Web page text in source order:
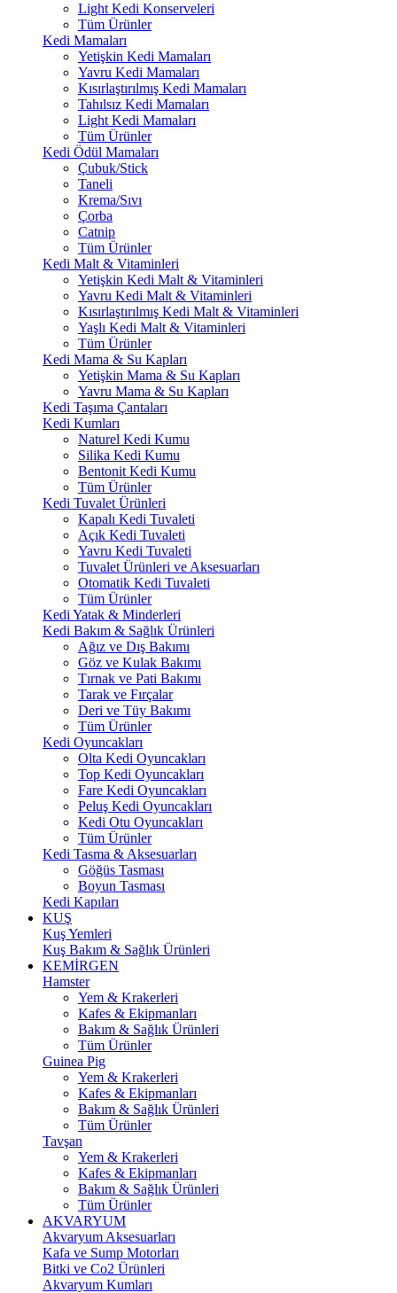
Light Kedi Konserveleri
Tüm Ürünler
Kedi Mamaları
Yetişkin Kedi Mamaları
Yavru Kedi Mamaları
Kısırlaştırılmış Kedi Mamaları
Tahılsız Kedi Mamaları
Light Kedi Mamaları
Tüm Ürünler
Kedi Ödül Mamaları
Çubuk/Stick
Taneli
Krema/Sıvı
Çorba
Catnip
Tüm Ürünler
Kedi Malt & Vitaminleri
Yetişkin Kedi Malt & Vitaminleri
Yavru Kedi Malt & Vitaminleri
Kısırlaştırılmış Kedi Malt & Vitaminleri
Yaşlı Kedi Malt & Vitaminleri
Tüm Ürünler
Kedi Mama & Su Kapları
Yetişkin Mama & Su Kapları
Yavru Mama & Su Kapları
Kedi Taşıma Çantaları
Kedi Kumları
Naturel Kedi Kumu
Silika Kedi Kumu
Bentonit Kedi Kumu
Tüm Ürünler
Kedi Tuvalet Ürünleri
Kapalı Kedi Tuvaleti
Açık Kedi Tuvaleti
Yavru Kedi Tuvaleti
Tuvalet Ürünleri ve Aksesuarları
Otomatik Kedi Tuvaleti
Tüm Ürünler
Kedi Yatak & Minderleri
Kedi Bakım & Sağlık Ürünleri
Ağız ve Dış Bakımı
Göz ve Kulak Bakımı
Tırnak ve Pati Bakımı
Tarak ve Fırçalar
Deri ve Tüy Bakımı
Tüm Ürünler
Kedi Oyuncakları
Olta Kedi Oyuncakları
Top Kedi Oyuncakları
Fare Kedi Oyuncakları
Peluş Kedi Oyuncakları
Kedi Otu Oyuncakları
Tüm Ürünler
Kedi Tasma & Aksesuarları
Göğüs Tasması
Boyun Tasması
Kedi Kapıları
KUŞ
Kuş Yemleri
Kuş Bakım & Sağlık Ürünleri
KEMİRGEN
Hamster
Yem & Krakerleri
Kafes & Ekipmanları
Bakım & Sağlık Ürünleri
Tüm Ürünler
Guinea Pig
Yem & Krakerleri
Kafes & Ekipmanları
Bakım & Sağlık Ürünleri
Tüm Ürünler
Tavşan
Yem & Krakerleri
Kafes & Ekipmanları
Bakım & Sağlık Ürünleri
Tüm Ürünler
AKVARYUM
Akvaryum Aksesuarları
Kafa ve Sump Motorları
Bitki ve Co2 Ürünleri
Akvaryum Kumları